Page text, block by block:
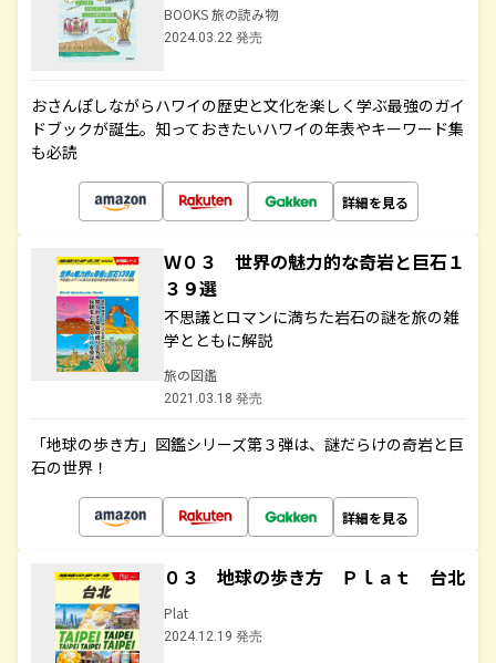
BOOKS 旅の読み物
2024.03.22 発売
おさんぽしながらハワイの歴史と文化を楽しく学ぶ最強のガイ
ドブックが誕生。知っておきたいハワイの年表やキーワード集
も必読
詳細を見る
Ｗ０３ 世界の魅力的な奇岩と巨石１
３９選
不思議とロマンに満ちた岩石の謎を旅の雑
学とともに解説
旅の図鑑
2021.03.18 発売
「地球の歩き方」図鑑シリーズ第３弾は、謎だらけの奇岩と巨
石の世界！
詳細を見る
０３ 地球の歩き方 Ｐｌａｔ 台北
Plat
2024.12.19 発売